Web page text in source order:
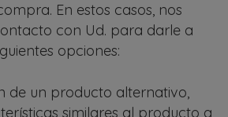
En estos casos, nos
con Ud. para darle a
opciones:
de un producto alternativo,
similares al producto a